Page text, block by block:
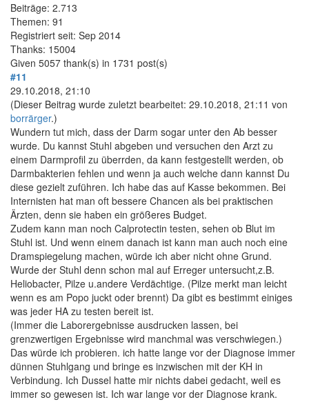
Beiträge: 2.713
Themen: 91
Registriert seit: Sep 2014
Thanks: 15004
Given 5057 thank(s) in 1731 post(s)
#11
29.10.2018, 21:10
(Dieser Beitrag wurde zuletzt bearbeitet: 29.10.2018, 21:11 von
borrärger.)
Wundern tut mich, dass der Darm sogar unter den Ab besser
wurde. Du kannst Stuhl abgeben und versuchen den Arzt zu
einem Darmprofil zu überrden, da kann festgestellt werden, ob
Darmbakterien fehlen und wenn ja auch welche dann kannst Du
diese gezielt zuführen. Ich habe das auf Kasse bekommen. Bei
Internisten hat man oft bessere Chancen als bei praktischen
Ärzten, denn sie haben ein größeres Budget.
Zudem kann man noch Calprotectin testen, sehen ob Blut im
Stuhl ist. Und wenn einem danach ist kann man auch noch eine
Dramspiegelung machen, würde ich aber nicht ohne Grund.
Wurde der Stuhl denn schon mal auf Erreger untersucht,z.B.
Heliobacter, Pilze u.andere Verdächtige. (Pilze merkt man leicht
wenn es am Popo juckt oder brennt) Da gibt es bestimmt einiges
was jeder HA zu testen bereit ist.
(Immer die Laborergebnisse ausdrucken lassen, bei
grenzwertigen Ergebnisse wird manchmal was verschwiegen.)
Das würde ich probieren. ich hatte lange vor der Diagnose immer
dünnen Stuhlgang und bringe es inzwischen mit der KH in
Verbindung. Ich Dussel hatte mir nichts dabei gedacht, weil es
immer so gewesen ist. Ich war lange vor der Diagnose krank.